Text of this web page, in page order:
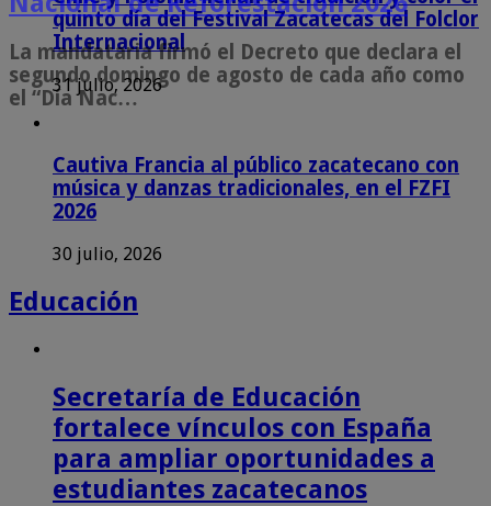
La mandataria firmó el Decreto que declara el
segundo domingo de agosto de cada año como
el “Día Nac…
quinto día del Festival Zacatecas del Folclor
Internacional
31 julio, 2026
Cautiva Francia al público zacatecano con
música y danzas tradicionales, en el FZFI
2026
30 julio, 2026
Educación
Secretaría de Educación
fortalece vínculos con España
para ampliar oportunidades a
estudiantes zacatecanos